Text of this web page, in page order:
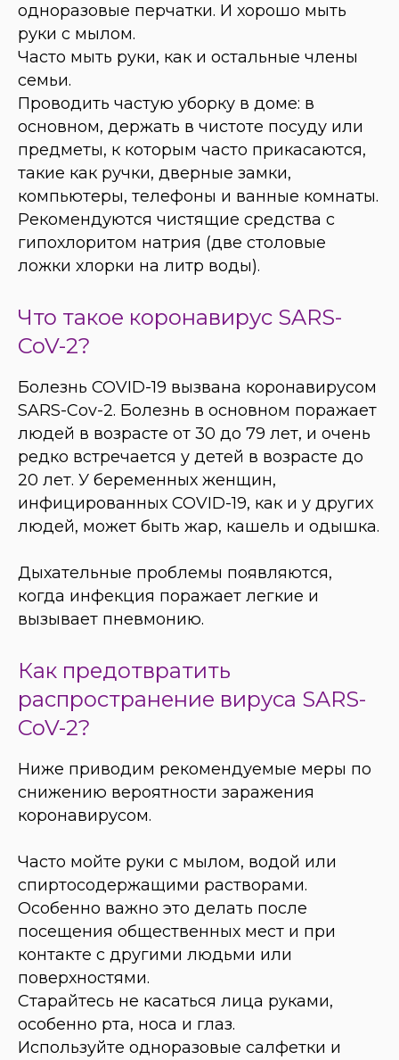
одноразовые перчатки. И хорошо мыть
руки с мылом.
Часто мыть руки, как и остальные члены
семьи.
Проводить частую уборку в доме: в
основном, держать в чистоте посуду или
предметы, к которым часто прикасаются,
такие как ручки, дверные замки,
компьютеры, телефоны и ванные комнаты.
Рекомендуются чистящие средства с
гипохлоритом натрия (две столовые
ложки хлорки на литр воды).
Что такое коронавирус SARS-
CoV-2?
Болезнь COVID-19 вызвана коронавирусом
SARS-Cov-2. Болезнь в основном поражает
людей в возрасте от 30 до 79 лет, и очень
редко встречается у детей в возрасте до
20 лет. У беременных женщин,
инфицированных COVID-19, как и у других
людей, может быть жар, кашель и одышка.
Дыхательные проблемы появляются,
когда инфекция поражает легкие и
вызывает пневмонию.
Как предотвратить
распространение вируса SARS-
CoV-2?
Ниже приводим рекомендуемые меры по
снижению вероятности заражения
коронавирусом.
Часто мойте руки с мылом, водой или
спиртосодержащими растворами.
Особенно важно это делать после
посещения общественных мест и при
контакте с другими людьми или
поверхностями.
Старайтесь не касаться лица руками,
особенно рта, носа и глаз.
Используйте одноразовые салфетки и